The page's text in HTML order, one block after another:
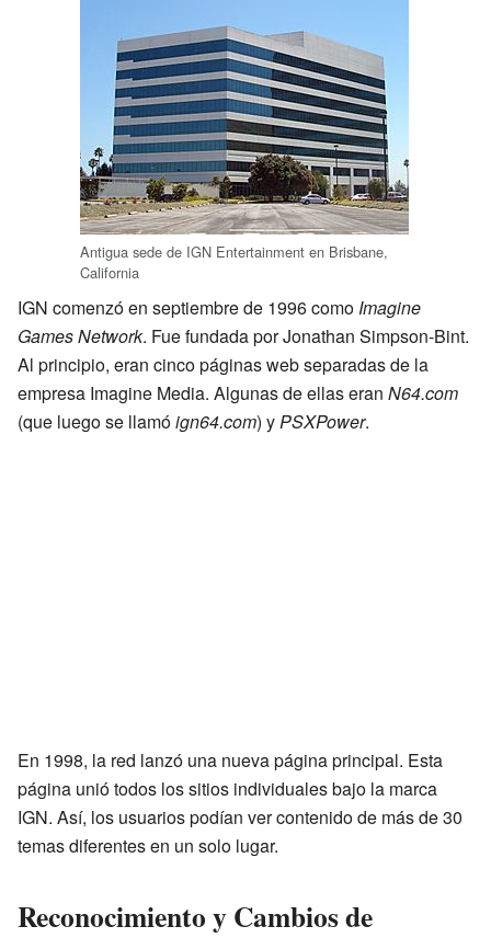
Antigua sede de IGN Entertainment en Brisbane,
California
IGN comenzó en septiembre de 1996 como Imagine
Games Network. Fue fundada por Jonathan Simpson-Bint.
Al principio, eran cinco páginas web separadas de la
empresa Imagine Media. Algunas de ellas eran N64.com
(que luego se llamóign64.com) yPSXPower.
En 1998, la red lanzó una nueva página principal. Esta
página unió todos los sitios individuales bajo la marca
IGN. Así, los usuarios podían ver contenido de más de 30
temas diferentes en un solo lugar.
Reconocimiento y Cambios de